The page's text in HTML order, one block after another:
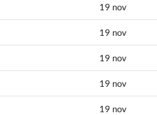
19 nov
19 nov
19 nov
19 nov
19 nov